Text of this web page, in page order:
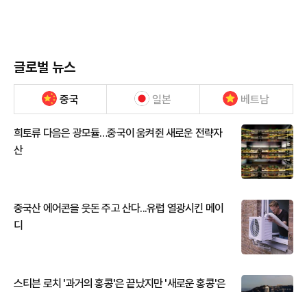
글로벌 뉴스
중국 일본 베트남
희토류 다음은 광모듈…중국이 움켜쥔 새로운 전략자
산
중국산 에어콘을 웃돈 주고 산다...유럽 열광시킨 메이
디
스티븐 로치 '과거의 홍콩'은 끝났지만 '새로운 홍콩'은